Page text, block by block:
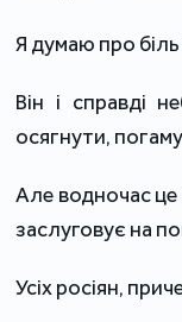
Я думаю про біль
Він і справді
осягнути,
Але водночас це
заслуговує на
Усіх росіян,